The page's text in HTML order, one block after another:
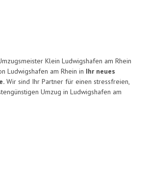
Klein Ludwigshafen am Rhein
Ludwigshafen am Rhein in Ihr neues
Wir sind Ihr Partner für einen stressfreien,
Umzug in Ludwigshafen am